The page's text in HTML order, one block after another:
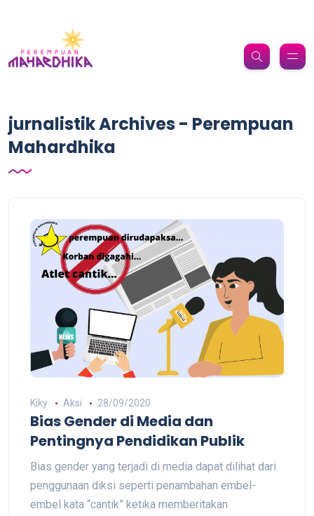
jurnalistik Archives - Perempuan
Mahardhika
Kiky Aksi 28/09/2020
Bias Gender di Media dan
Pentingnya Pendidikan Publik
Bias gender yang terjadi di media dapat dilihat dari
penggunaan diksi seperti penambahan embel-
embel kata “cantik” ketika memberitakan